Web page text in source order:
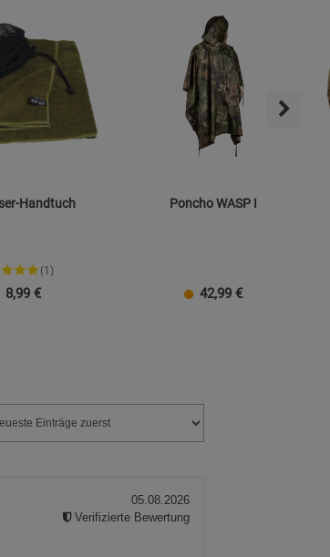
Handtuch
(1)
8,99 €
Poncho WASP I
42,99 €
05.08.2026
Verifizierte Bewertung